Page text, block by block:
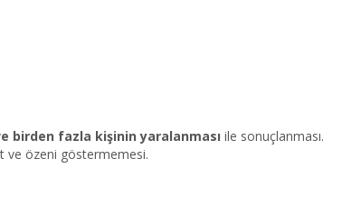
birden fazla kişinin yaralanması ile sonuçlanması.
ve özeni göstermemesi.